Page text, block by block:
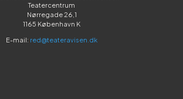
Teatercentrum
Nørregade 26,1
1165 København K
E-mail: red@teateravisen.dk